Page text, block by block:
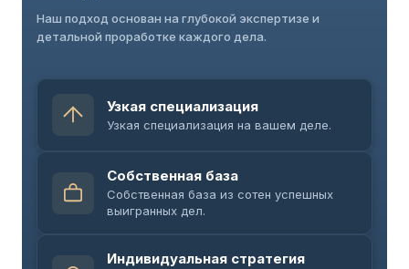
Наш подход основан на глубокой экспертизе и
детальной проработке каждого дела.
Узкая специализация
Узкая специализация на вашем деле.
Собственная база
Собственная база из сотен успешных
выигранных дел.
Индивидуальная стратегия